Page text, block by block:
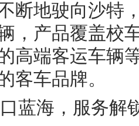
断地驶向沙特
，产品覆盖校
高端客运车辆
客车品牌。
蓝海，服务解